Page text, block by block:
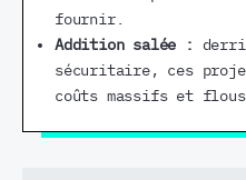
fournir.
Addition salée :
sécuritaire, ces
coûts massifs et